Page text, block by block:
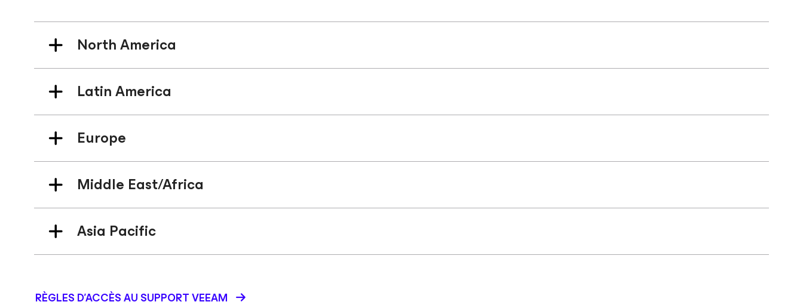
North America
Latin America
Europe
Middle East/Africa
Asia Pacific
RÈGLES D’ACCÈS AU SUPPORT VEEAM